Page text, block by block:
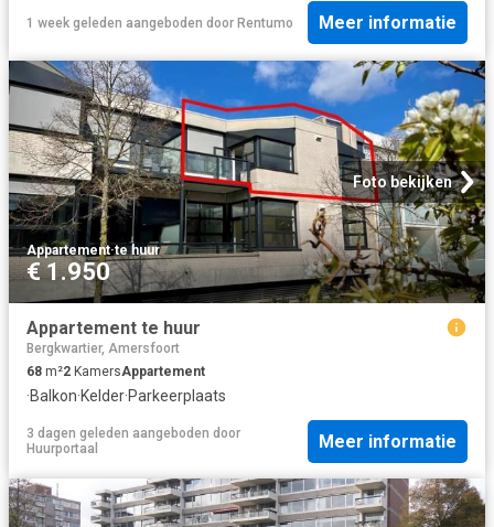
1 week geleden aangeboden door Rentumo Meer informatie
Foto bekijken
Appartement·te huur
€ 1.950
Appartement te huur
Bergkwartier, Amersfoort
68 m²2 KamersAppartement
·Balkon·Kelder·Parkeerplaats
3 dagen geleden aangeboden door
Huurportaal
Meer informatie